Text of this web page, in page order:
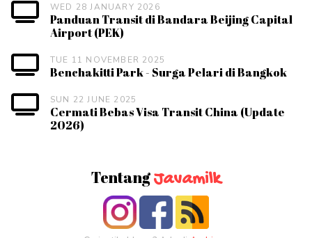
WED 28 JANUARY 2026
Panduan Transit di Bandara Beijing Capital
Airport (PEK)
TUE 11 NOVEMBER 2025
Benchakitti Park - Surga Pelari di Bangkok
SUN 22 JUNE 2025
Cermati Bebas Visa Transit China (Update
2026)
TentangJavamilk